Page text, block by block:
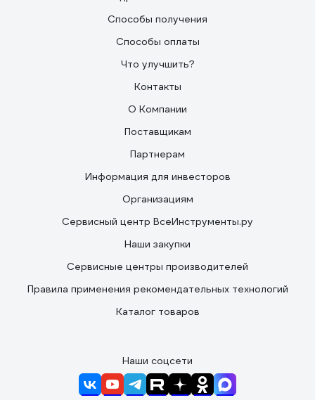
Способы получения
Способы оплаты
Что улучшить?
Контакты
О Компании
Поставщикам
Партнерам
Информация для инвесторов
Организациям
Сервисный центр ВсеИнструменты.ру
Наши закупки
Сервисные центры производителей
Правила применения рекомендательных технологий
Каталог товаров
Наши соцсети